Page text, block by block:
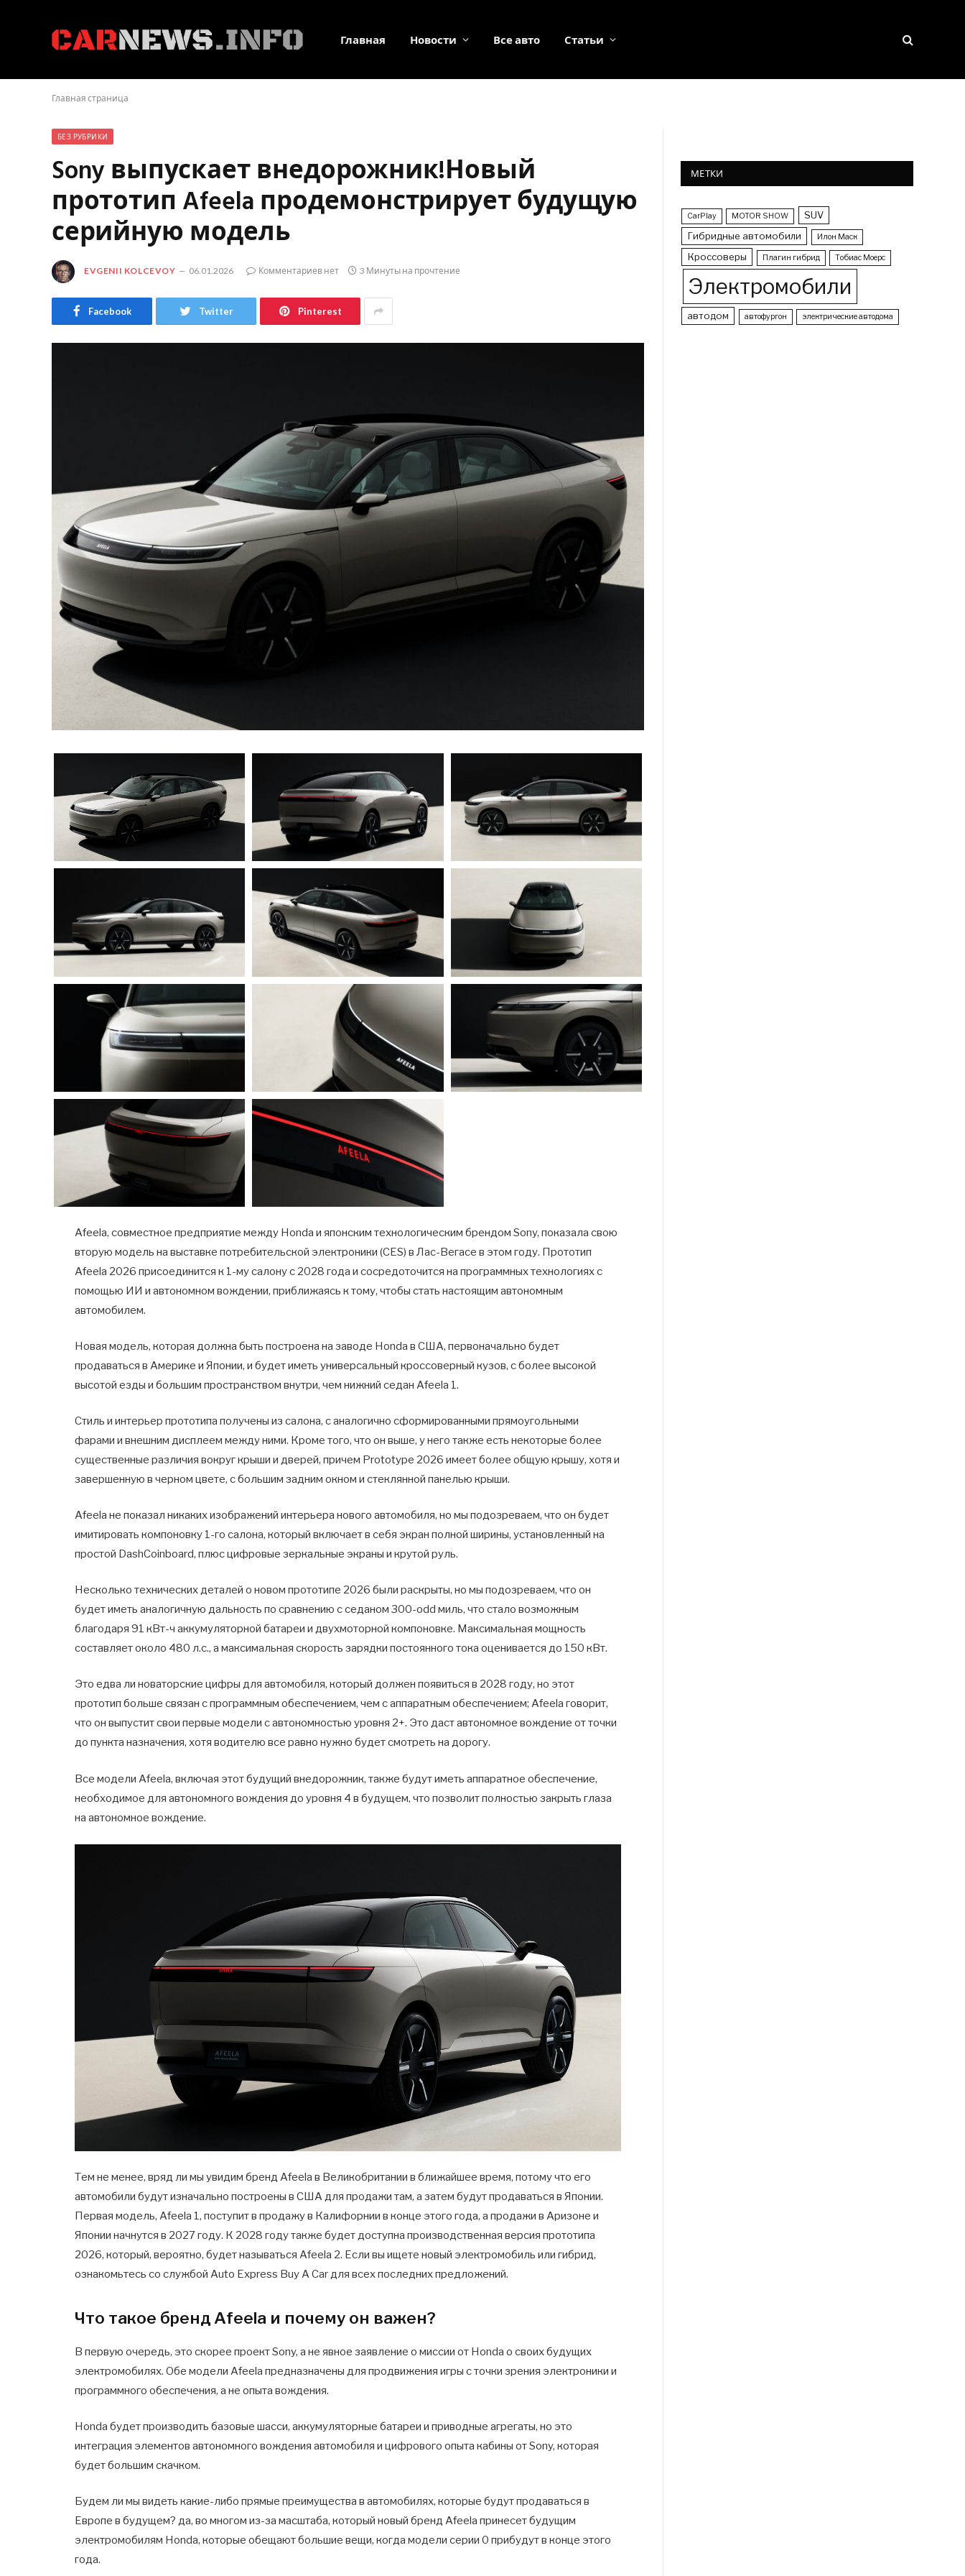
Главная Новости Все авто Статьи
Главная страница
БЕЗ РУБРИКИ
Sony выпускает внедорожник!Новый
прототип Afeela продемонстрирует будущую
серийную модель
EVGENII KOLCEVOY 06.01.2026 Комментариев нет 3 Минуты на прочтение
Facebook Twitter Pinterest
Afeela, совместное предприятие между Honda и японским технологическим брендом Sony, показала свою
вторую модель на выставке потребительской электроники (CES) в Лас-Вегасе в этом году. Прототип
Afeela 2026 присоединится к 1-му салону с 2028 года и сосредоточится на программных технологиях с
помощью ИИ и автономном вождении, приближаясь к тому, чтобы стать настоящим автономным
автомобилем.
Новая модель, которая должна быть построена на заводе Honda в США, первоначально будет
продаваться в Америке и Японии, и будет иметь универсальный кроссоверный кузов, с более высокой
высотой езды и большим пространством внутри, чем нижний седан Afeela 1.
Стиль и интерьер прототипа получены из салона, с аналогично сформированными прямоугольными
фарами и внешним дисплеем между ними. Кроме того, что он выше, у него также есть некоторые более
существенные различия вокруг крыши и дверей, причем Prototype 2026 имеет более общую крышу, хотя и
завершенную в черном цвете, с большим задним окном и стеклянной панелью крыши.
Afeela не показал никаких изображений интерьера нового автомобиля, но мы подозреваем, что он будет
имитировать компоновку 1-го салона, который включает в себя экран полной ширины, установленный на
простой DashCoinboard, плюс цифровые зеркальные экраны и крутой руль.
Несколько технических деталей о новом прототипе 2026 были раскрыты, но мы подозреваем, что он
будет иметь аналогичную дальность по сравнению с седаном 300-odd миль, что стало возможным
благодаря 91 кВт-ч аккумуляторной батареи и двухмоторной компоновке. Максимальная мощность
составляет около 480 л.с., а максимальная скорость зарядки постоянного тока оценивается до 150 кВт.
Это едва ли новаторские цифры для автомобиля, который должен появиться в 2028 году, но этот
прототип больше связан с программным обеспечением, чем с аппаратным обеспечением; Afeela говорит,
что он выпустит свои первые модели с автономностью уровня 2+. Это даст автономное вождение от точки
до пункта назначения, хотя водителю все равно нужно будет смотреть на дорогу.
Все модели Afeela, включая этот будущий внедорожник, также будут иметь аппаратное обеспечение,
необходимое для автономного вождения до уровня 4 в будущем, что позволит полностью закрыть глаза
на автономное вождение.
Тем не менее, вряд ли мы увидим бренд Afeela в Великобритании в ближайшее время, потому что его
автомобили будут изначально построены в США для продажи там, а затем будут продаваться в Японии.
Первая модель, Afeela 1, поступит в продажу в Калифорнии в конце этого года, а продажи в Аризоне и
Японии начнутся в 2027 году. К 2028 году также будет доступна производственная версия прототипа
2026, который, вероятно, будет называться Afeela 2. Если вы ищете новый электромобиль или гибрид,
ознакомьтесь со службой Auto Express Buy A Car для всех последних предложений.
Что такое бренд Afeela и почему он важен?
В первую очередь, это скорее проект Sony, а не явное заявление о миссии от Honda о своих будущих
электромобилях. Обе модели Afeela предназначены для продвижения игры с точки зрения электроники и
программного обеспечения, а не опыта вождения.
Honda будет производить базовые шасси, аккумуляторные батареи и приводные агрегаты, но это
интеграция элементов автономного вождения автомобиля и цифрового опыта кабины от Sony, которая
будет большим скачком.
Будем ли мы видеть какие-либо прямые преимущества в автомобилях, которые будут продаваться в
Европе в будущем? да, во многом из-за масштаба, который новый бренд Afeela принесет будущим
электромобилям Honda, которые обещают большие вещи, когда модели серии 0 прибудут в конце этого
года.
МЕТКИ
CarPlay MOTOR SHOW
SUV
Гибридные автомобили
Илон Маск
Кроссоверы Плагин гибрид Тобиас Моерс
Электромобили
автодом автофургон электрические автодома